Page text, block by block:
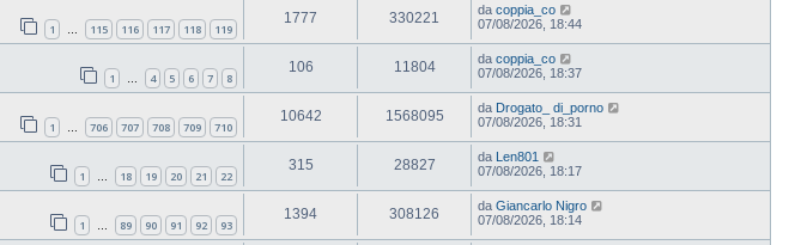
1 … 115 116 117 118 119
1777 330221 da coppia_co
07/08/2026, 18:44
1 … 4 5 6 7 8
106 11804 da coppia_co
07/08/2026, 18:37
1 … 706 707 708 709 710
10642 1568095 da Drogato_ di_porno
07/08/2026, 18:31
1 … 18 19 20 21 22
315 28827 da Len801
07/08/2026, 18:17
1 … 89 90 91 92 93
1394 308126 da Giancarlo Nigro
07/08/2026, 18:14